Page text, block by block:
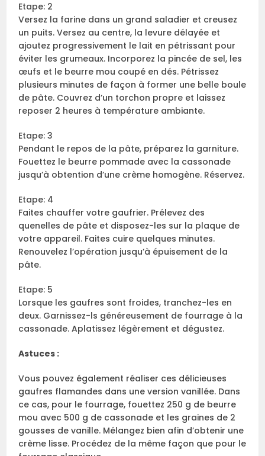
Etape: 2
Versez la farine dans un grand saladier et creusez
un puits. Versez au centre, la levure délayée et
ajoutez progressivement le lait en pétrissant pour
éviter les grumeaux. Incorporez la pincée de sel, les
œufs et le beurre mou coupé en dés. Pétrissez
plusieurs minutes de façon à former une belle boule
de pâte. Couvrez d’un torchon propre et laissez
reposer 2 heures à température ambiante.
Etape: 3
Pendant le repos de la pâte, préparez la garniture.
Fouettez le beurre pommade avec la cassonade
jusqu’à obtention d’une crème homogène. Réservez.
Etape: 4
Faites chauffer votre gaufrier. Prélevez des
quenelles de pâte et disposez-les sur la plaque de
votre appareil. Faites cuire quelques minutes.
Renouvelez l’opération jusqu’à épuisement de la
pâte.
Etape: 5
Lorsque les gaufres sont froides, tranchez-les en
deux. Garnissez-ls généreusement de fourrage à la
cassonade. Aplatissez légèrement et dégustez.
Astuces :
Vous pouvez également réaliser ces délicieuses
gaufres flamandes dans une version vanillée. Dans
ce cas, pour le fourrage, fouettez 250 g de beurre
mou avec 500 g de cassonade et les graines de 2
gousses de vanille. Mélangez bien afin d’obtenir une
crème lisse. Procédez de la même façon que pour le